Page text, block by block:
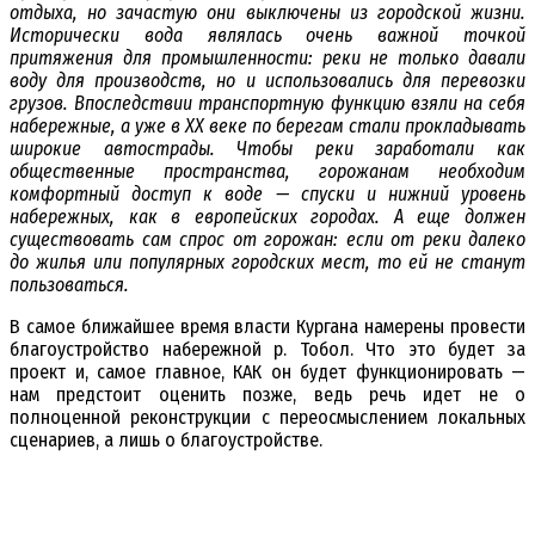
отдыха, но зачастую они выключены из городской жизни.
Исторически вода являлась очень важной точкой
притяжения для промышленности: реки не только давали
воду для производств, но и использовались для перевозки
грузов. Впоследствии транспортную функцию взяли на себя
набережные, а уже в XX веке по берегам стали прокладывать
широкие автострады. Чтобы реки заработали как
общественные пространства, горожанам необходим
комфортный доступ к воде — спуски и нижний уровень
набережных, как в европейских городах. А еще должен
существовать сам спрос от горожан: если от реки далеко
до жилья или популярных городских мест, то ей не станут
пользоваться.
В самое ближайшее время власти Кургана намерены провести
благоустройство набережной р. Тобол. Что это будет за
проект и, самое главное, КАК он будет функционировать —
нам предстоит оценить позже, ведь речь идет не о
полноценной реконструкции с переосмыслением локальных
сценариев, а лишь о благоустройстве.